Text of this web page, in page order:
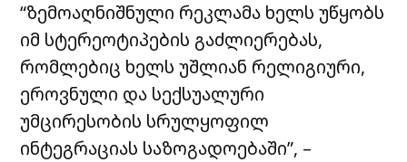
“ზემოაღნიშნული რეკლამა ხელს უწყობს
იმ სტერეოტიპების გაძლიერებას,
რომლებიც ხელს უშლიან რელიგიური,
ეროვნული და სექსუალური
უმცირესობის სრულყოფილ
ინტეგრაციას საზოგადოებაში”, –